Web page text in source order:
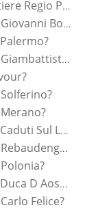
Vendere o Affittare nel quartiere Regio Parco?
Vendere o Affittare in Piazza Giovanni Bottesini?
Vendere o Affittare in Piazza Giambattista Bodoni?
Vendere o Affittare in Corso Caduti Sul Lavoro?
Vendere o Affittare in Piazza Rebaudengo Conti?
Vendere o Affittare in Corso Duca D Aosta?
Felice?